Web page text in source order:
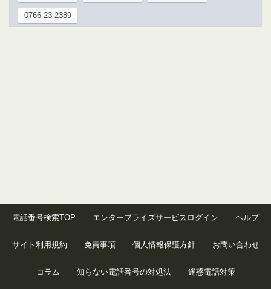
0766-23-2389
電話番号検索TOP エンタープライズサービスログイン ヘルプ
サイト利用規約 免責事項 個人情報保護方針 お問い合わせ
コラム 知らない電話番号の対処法 迷惑電話対策